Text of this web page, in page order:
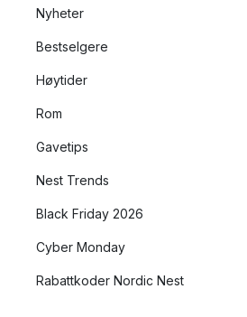
Nyheter
Bestselgere
Høytider
Rom
Gavetips
Nest Trends
Black Friday 2026
Cyber Monday
Rabattkoder Nordic Nest